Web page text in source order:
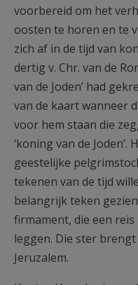
voorbereid om het
oosten te horen en te
zich af in de tijd van
dertig v. Chr. van de
van de Joden’ had
van de kaart wanneer
voor hem staan die
‘koning van de Joden’.
geestelijke
tekenen van de tijd
belangrijk teken
firmament, die een
leggen. Die ster
Jeruzalem.